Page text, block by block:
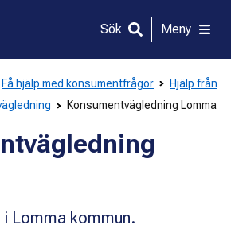
Sök Meny
Få hjälp med konsumentfrågor
Hjälp från
Konsumentvägledning Lomma
Lomma kommun.